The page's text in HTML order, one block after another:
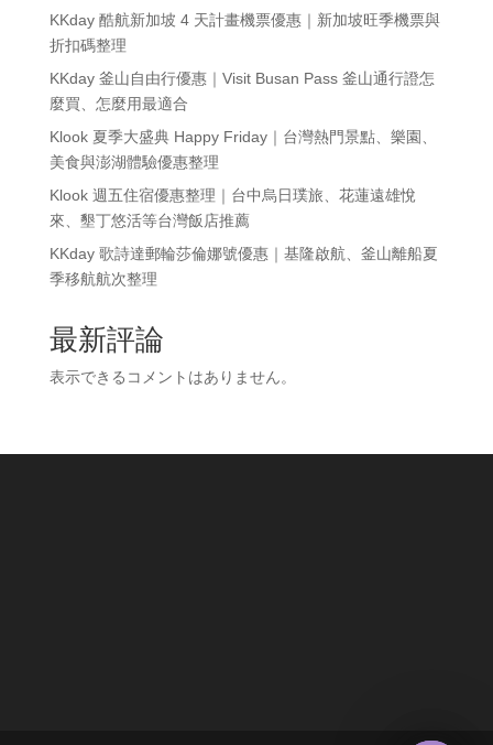
KKday 酷航新加坡 4 天計畫機票優惠｜新加坡旺季機票與
折扣碼整理
KKday 釜山自由行優惠｜Visit Busan Pass 釜山通行證怎
麼買、怎麼用最適合
Klook 夏季大盛典 Happy Friday｜台灣熱門景點、樂園、
美食與澎湖體驗優惠整理
Klook 週五住宿優惠整理｜台中烏日璞旅、花蓮遠雄悅
來、墾丁悠活等台灣飯店推薦
KKday 歌詩達郵輪莎倫娜號優惠｜基隆啟航、釜山離船夏
季移航航次整理
最新評論
表示できるコメントはありません。